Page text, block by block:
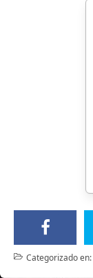
Categorizado en: